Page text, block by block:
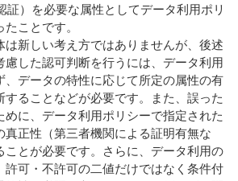
証）を必要な属性としてデータ利用ポリ
ことです。
は新しい考え方ではありませんが、後述
慮した認可判断を行うには、データ利用
、データの特性に応じて所定の属性の有
ることなどが必要です。また、誤った
に、データ利用ポリシーで指定された
真正性（第三者機関による証明有無な
ことが必要です。さらに、データ利用の
許可・不許可の二値だけではなく条件付